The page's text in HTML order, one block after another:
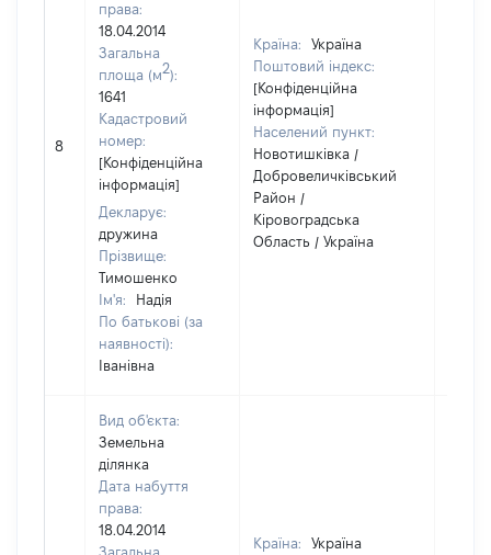
8
права:
18.04.2014
Загальна
площа (м2):
1641
Кадастровий
номер:
[Конфіденційна
інформація]
Декларує:
дружина
Прізвище:
Тимошенко
Ім'я:
Надія
По батькові (за
наявності):
Іванівна
Країна:
Україна
Поштовий індекс:
[Конфіденційна
інформація]
Населений пункт:
Новотишківка /
Добровеличківський
Район /
Кіровоградська
Область / Україна
Вид об'єкта:
Земельна
ділянка
Дата набуття
права:
18.04.2014
Загальна
Країна: Україна